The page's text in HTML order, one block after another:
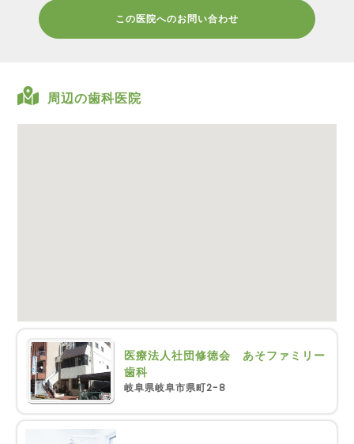
この医院へのお問い合わせ
周辺の歯科医院
医療法人社団修徳会 あそファミリー
歯科
岐阜県岐阜市県町2-8